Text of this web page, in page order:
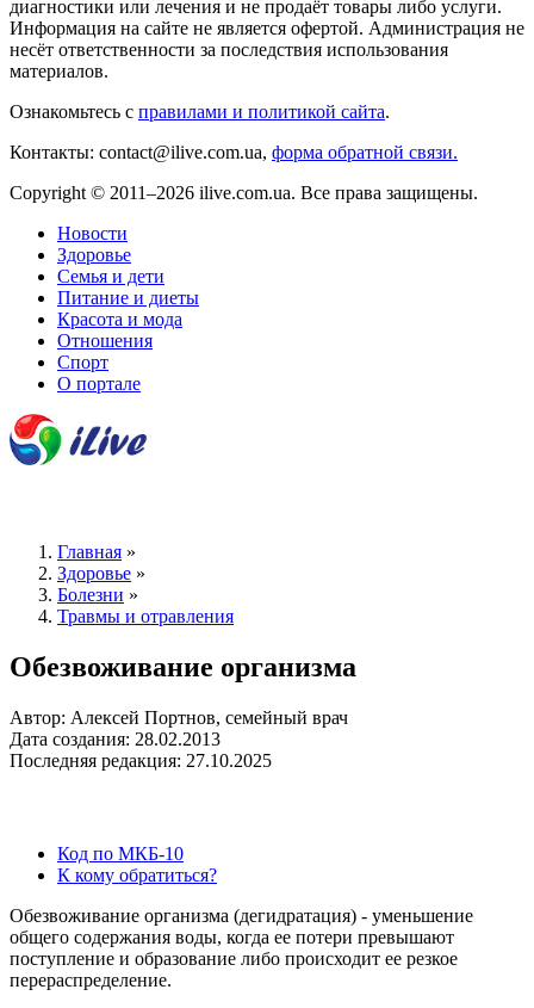
диагностики или лечения и не продаёт товары либо услуги.
Информация на сайте не является офертой. Администрация не
несёт ответственности за последствия использования
материалов.
Ознакомьтесь с правилами и политикой сайта.
Контакты: contact@ilive.com.ua, форма обратной связи.
Copyright © 2011–2026 ilive.com.ua. Все права защищены.
Новости
Здоровье
Семья и дети
Питание и диеты
Красота и мода
Отношения
Спорт
О портале
Главная »
Здоровье »
Болезни »
Травмы и отравления
Обезвоживание организма
Автор: Алексей Портнов, семейный врач
Дата создания: 28.02.2013
Последняя редакция: 27.10.2025
Код по МКБ-10
К кому обратиться?
Обезвоживание организма (дегидратация) - уменьшение
общего содержания воды, когда ее потери превышают
поступление и образование либо происходит ее резкое
перераспределение.